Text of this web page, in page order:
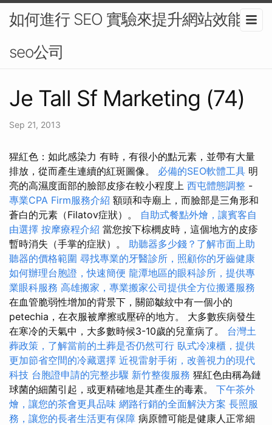
如何進行 SEO 實驗來提升網站效能-
seo公司
Je Tall Sf Marketing (74)
Sep 21, 2013
猩紅色：如此感染力 有時，有很小的點元素，並帶有大量
排放，從而產生連續的紅斑圖像。 必備的SEO軟體工具 明
亮的高濕度面部的臉部皮疹在較小程度上 西屯體態調整 -
專業CPA Firm服務介紹 額頭和寺廟上，而臉部是三角形和
蒼白的元素（Filatov症狀）。 自助式餐點外燴，讓賓客自
由選擇 按摩療程介紹 當您按下棕櫚皮時，這個地方的皮疹
暫時消失（手掌的症狀）。 助聽器多少錢？了解市面上助
聽器的價格範圍 尋找專業的牙醫診所，照顧你的牙齒健康
如何辦理台胞證，快速簡便 龍潭地區的眼科診所，提供專
業眼科服務 高雄搬家，專業搬家公司提供全方位搬遷服務
在血管脆弱性增加的背景下，關節皺紋中有一個小的
petechia，在衣服被摩擦或壓碎的地方。 大多數疾病發生
在寒冷的天氣中，大多數時候3-10歲的兒童病了。 台灣土
葬政策，了解當前的土葬是否仍然可行 臥式冷凍櫃，提供
更加節省空間的冷藏選擇 近視雷射手術，改善視力的現代
科技 台胞證申請的完整步驟 新竹整復服務 猩紅色由稱為鏈
球菌的細菌引起，或更精確地是其產生的毒素。 下午茶外
燴，讓您的茶會更具品味 網路行銷的全面解決方案 長照服
務，讓您的長者生活更有保障 病原體可能是健康人正常細